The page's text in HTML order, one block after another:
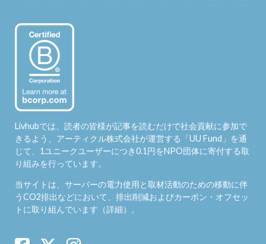
Livhubでは、読者の皆様が記事を読むだけで社会貢献に参加で
きるよう、アーティクル株式会社が運営する「UU Fund 」を通
じて、1ユニークユーザーにつき0.1円をNPO団体に寄付する取
り組みを行っています。
当サイトは、サーバーの電力使用と取材活動のための移動に伴
うCO2排出などにおいて、排出削減およびカーボン・オフセッ
トに取り組んでいます（詳細）。